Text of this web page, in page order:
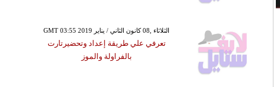
GMT 03:55 2019 الثلاثاء ,08 كانون الثاني / يناير
تعرفي علي طريقة إعداد وتحضيرتارت
بالفراولة والموز